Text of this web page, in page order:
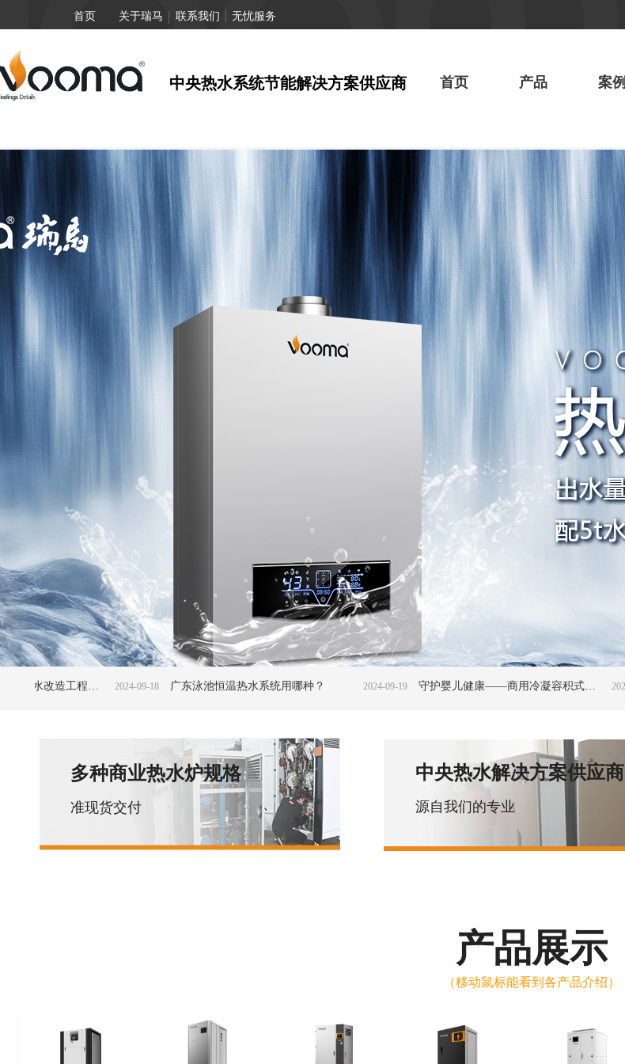
中央热水系统节能解决方案供应商
首页 关于瑞马 联系我们 无忧服务
首页 产品 案例
1 2 3
2024-09-18 2024-09-19
广东泳池恒温热水系统用哪种？ 2024-09-21
守护婴儿健康——商用冷凝容积式燃气热水器在婴儿游泳池中的应用
多种商业热水炉规格
准现货交付
中央热水解决方案供应商
源自我们的专业
产品展示
（移动鼠标能看到各产品介绍）